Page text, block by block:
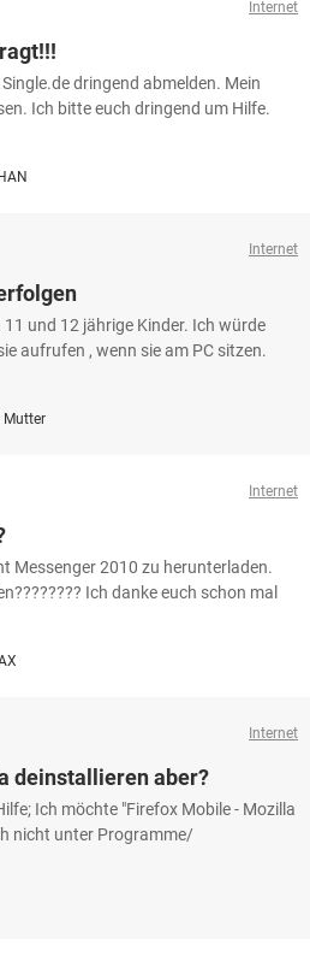
Internet
dringend abmelden. Mein
Ich bitte euch dringend um Hilfe.
Internet
und 12 jährige Kinder. Ich würde
aufrufen , wenn sie am PC sitzen.
Mutter
Internet
Messenger 2010 zu herunterladen.
Ich danke euch schon mal
Internet
deinstallieren aber?
Ich möchte "Firefox Mobile - Mozilla
nicht unter Programme/